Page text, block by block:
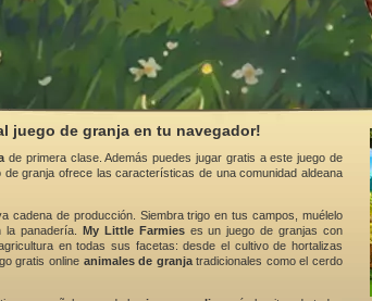
juego de granja en tu navegador!
de primera clase. Además puedes jugar gratis a este juego de
granja ofrece las características de una comunidad aldeana
cadena de producción. Siembra trigo en tus campos, muélelo
panadería. My Little Farmieses un juego de granjas con
en todas sus facetas: desde el cultivo de hortalizas
gratis online animales de granjatradicionales como el cerdo